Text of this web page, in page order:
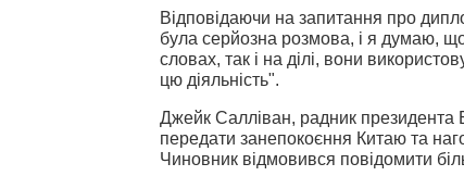
Відповідаючи на запитання про
була серйозна розмова, і я думаю,
словах, так і на ділі, вони
цю діяльність".
Джейк Салліван, радник президента
передати занепокоєння Китаю та
Чиновник відмовився повідомити